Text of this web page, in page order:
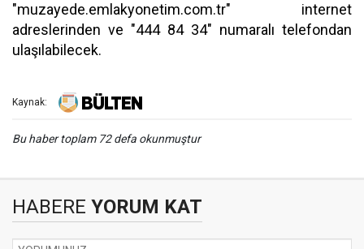
"muzayede.emlakyonetim.com.tr" internet
adreslerinden ve "444 84 34" numaralı telefondan
ulaşılabilecek.
Kaynak:
Bu haber toplam 72 defa okunmuştur
HABERE YORUM KAT